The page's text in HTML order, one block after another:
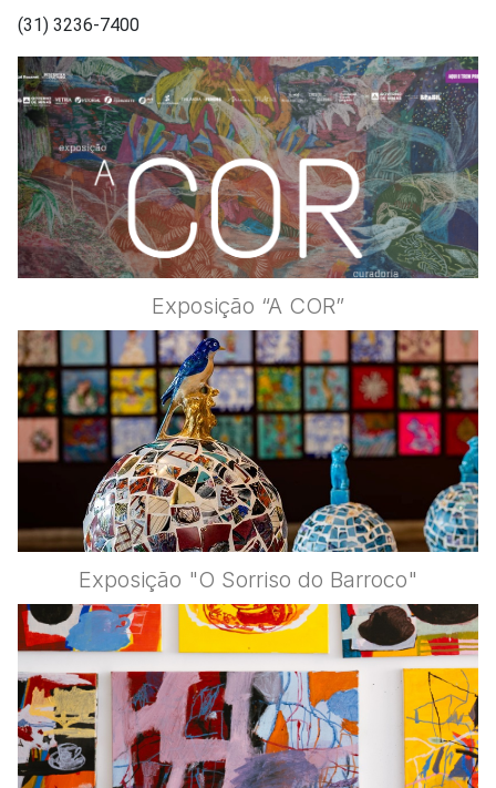
(31) 3236-7400
Exposição “A COR”
Exposição "O Sorriso do Barroco"